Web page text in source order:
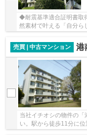
◆耐震基準適合証明書取
然素材で叶える「自分
売買 | 中古マンション
港
当社イチオシの物件の
い。駅から徒歩11分に
す。横浜市港南区で不動